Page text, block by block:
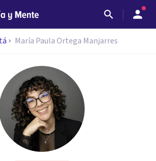
María Paula Ortega Manjarres